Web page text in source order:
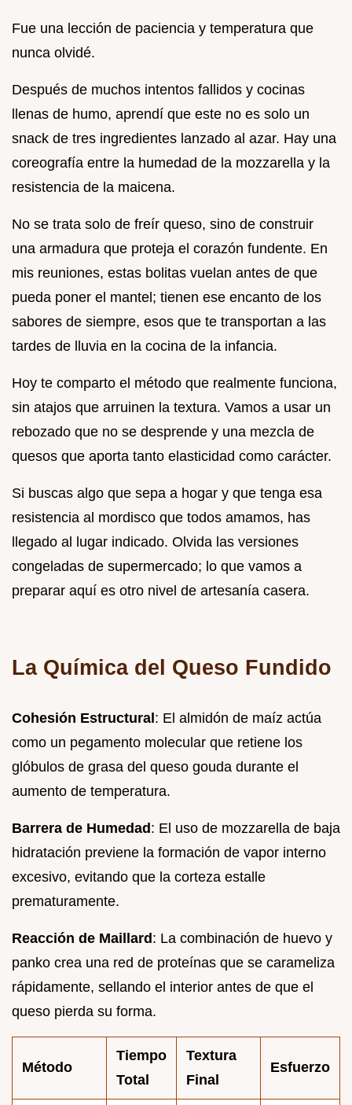
Fue una lección de paciencia y temperatura que
nunca olvidé.
Después de muchos intentos fallidos y cocinas
llenas de humo, aprendí que este no es solo un
snack de tres ingredientes lanzado al azar. Hay una
coreografía entre la humedad de la mozzarella y la
resistencia de la maicena.
No se trata solo de freír queso, sino de construir
una armadura que proteja el corazón fundente. En
mis reuniones, estas bolitas vuelan antes de que
pueda poner el mantel; tienen ese encanto de los
sabores de siempre, esos que te transportan a las
tardes de lluvia en la cocina de la infancia.
Hoy te comparto el método que realmente funciona,
sin atajos que arruinen la textura. Vamos a usar un
rebozado que no se desprende y una mezcla de
quesos que aporta tanto elasticidad como carácter.
Si buscas algo que sepa a hogar y que tenga esa
resistencia al mordisco que todos amamos, has
llegado al lugar indicado. Olvida las versiones
congeladas de supermercado; lo que vamos a
preparar aquí es otro nivel de artesanía casera.
La Química del Queso Fundido
Cohesión Estructural: El almidón de maíz actúa
como un pegamento molecular que retiene los
glóbulos de grasa del queso gouda durante el
aumento de temperatura.
Barrera de Humedad: El uso de mozzarella de baja
hidratación previene la formación de vapor interno
excesivo, evitando que la corteza estalle
prematuramente.
Reacción de Maillard: La combinación de huevo y
panko crea una red de proteínas que se carameliza
rápidamente, sellando el interior antes de que el
queso pierda su forma.
Método
Tiempo
Total
Textura
Final
Esfuerzo